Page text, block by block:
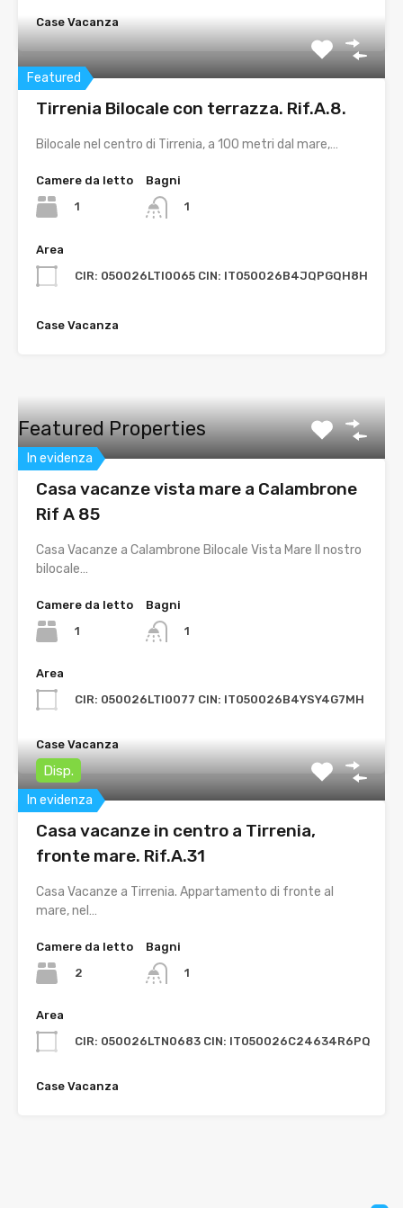
Case Vacanza
Featured
Tirrenia Bilocale con terrazza. Rif.A.8.
Bilocale nel centro di Tirrenia, a 100 metri dal mare,…
Camere da letto
1
Bagni
1
Area
CIR: 050026LTI0065 CIN: IT050026B4JQPGQH8H
Case Vacanza
Featured Properties
In evidenza
Casa vacanze vista mare a Calambrone
Rif A 85
Casa Vacanze a Calambrone Bilocale Vista Mare Il nostro
bilocale…
Camere da letto
1
Bagni
1
Area
CIR: 050026LTI0077 CIN: IT050026B4YSY4G7MH
Case Vacanza
In evidenza
Disp.
Casa vacanze in centro a Tirrenia,
fronte mare. Rif.A.31
Casa Vacanze a Tirrenia. Appartamento di fronte al
mare, nel…
Camere da letto
2
Bagni
1
Area
CIR: 050026LTN0683 CIN: IT050026C24634R6PQ
Case Vacanza